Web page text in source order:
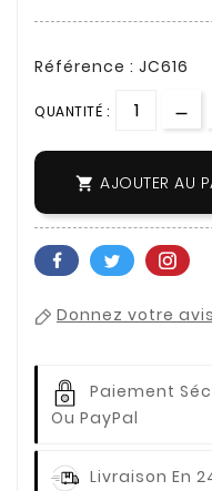
Référence : JC616
QUANTITÉ :
 AJOUTER AU
Donnez votre avis
Paiement
Ou PayPal
Livraison En